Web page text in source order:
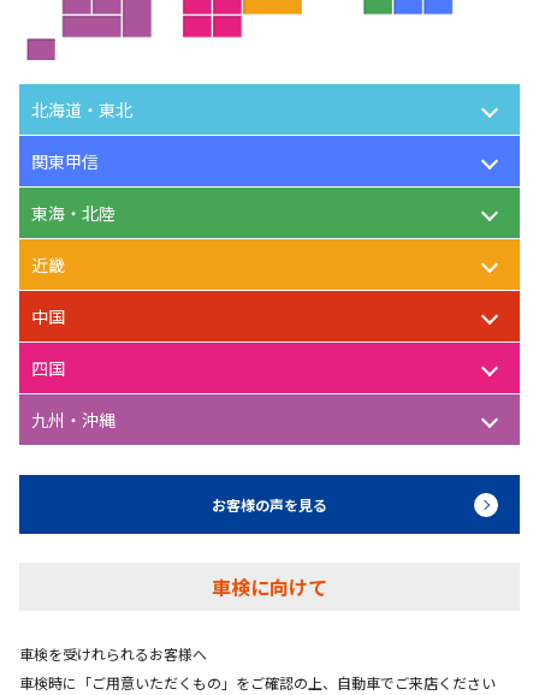
北海道・東北
関東甲信
東海・北陸
近畿
中国
四国
九州・沖縄
お客様の声を見る
車検に向けて
車検を受けれられるお客様へ
車検時に「ご用意いただくもの」をご確認の上、自動車でご来店ください